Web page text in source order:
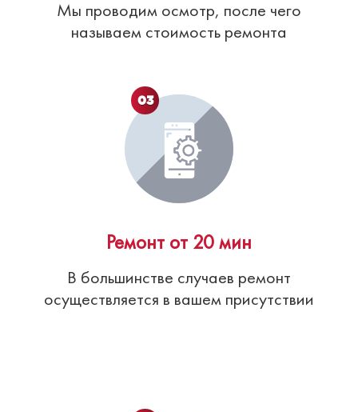
Мы проводим осмотр, после чего
называем стоимость ремонта
03
Ремонт от 20 мин
В большинстве случаев ремонт
осуществляется в вашем присутствии